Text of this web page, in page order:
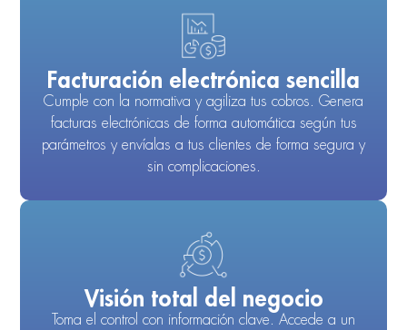
Facturación electrónica sencilla
Cumple con la normativa y agiliza tus cobros. Genera
facturas electrónicas de forma automática según tus
parámetros y envíalas a tus clientes de forma segura y
sin complicaciones.
Visión total del negocio
Toma el control con información clave. Accede a un